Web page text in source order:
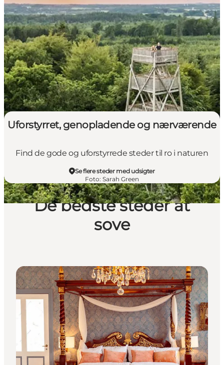
Uforstyrret, genopladende og nærværende
Find de gode og uforstyrrede steder til ro i naturen
Se flere steder med udsigter
Foto: Sarah Green
De bedste steder at
sove